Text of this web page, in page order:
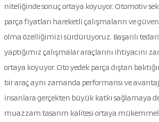
niteliğinde sonuç ortaya koyuyor. Otomotiv
parça fiyatları hareketli çalışmaların ve
olma özelliğimizi sürdürüyoruz. Başarılı
yaptığımız çalışmalar araçlarını ihtiyacını
ortaya koyuyor. Oto yedek parça dıştan
bir araç aynı zamanda performansı ve
insanlara gerçekten büyük katkı sağlamaya
muazzam tasarım kalitesi ortaya